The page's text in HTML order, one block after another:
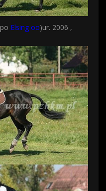
Elsing oo)ur. 2006 ,